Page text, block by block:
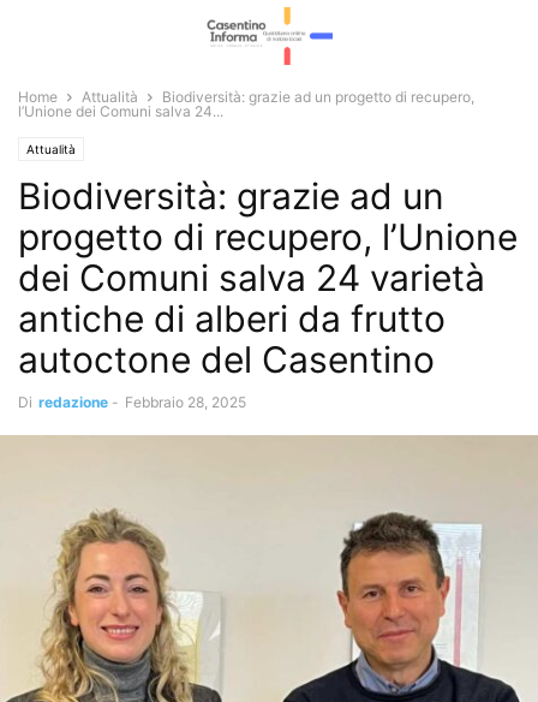
Home Attualità
Biodiversità: grazie ad un progetto di recupero,
l’Unione dei Comuni salva 24...
Attualità
Biodiversità: grazie ad un
progetto di recupero, l’Unione
dei Comuni salva 24 varietà
antiche di alberi da frutto
autoctone del Casentino
Di redazione - Febbraio 28, 2025